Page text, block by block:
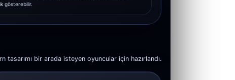
gösterebilir.
tasarımı bir arada isteyen oyuncular için hazırlandı.